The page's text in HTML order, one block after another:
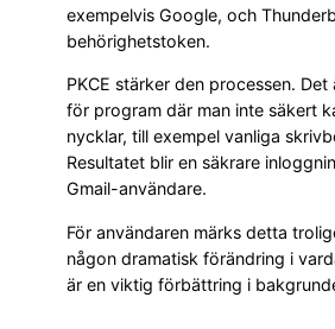
exempelvis Google, och
behörighetstoken.
PKCE stärker den processen.
för program där man inte säkert
nycklar, till exempel vanliga
Resultatet blir en säkrare
Gmail-användare.
För användaren märks detta
någon dramatisk förändring i
är en viktig förbättring i